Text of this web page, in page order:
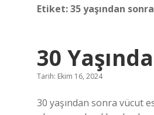
Etiket:35 yaşından
30
Tarih: Ekim 16, 2024
30 yaşından sonra vücut